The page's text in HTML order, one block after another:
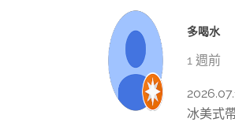
多喝水
1 週前
冰美式